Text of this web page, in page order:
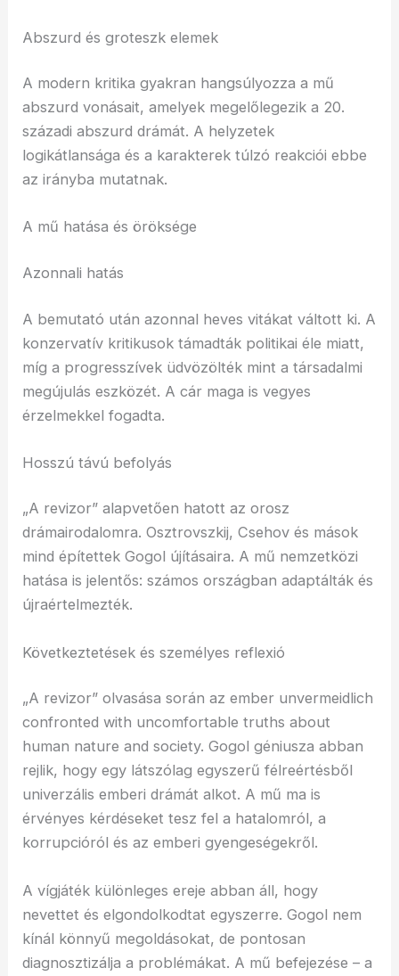
Abszurd és groteszk elemek
A modern kritika gyakran hangsúlyozza a mű
abszurd vonásait, amelyek megelőlegezik a 20.
századi abszurd drámát. A helyzetek
logikátlansága és a karakterek túlzó reakciói ebbe
az irányba mutatnak.
A mű hatása és öröksége
Azonnali hatás
A bemutató után azonnal heves vitákat váltott ki. A
konzervatív kritikusok támadták politikai éle miatt,
míg a progresszívek üdvözölték mint a társadalmi
megújulás eszközét. A cár maga is vegyes
érzelmekkel fogadta.
Hosszú távú befolyás
„A revizor” alapvetően hatott az orosz
drámairodalomra. Osztrovszkij, Csehov és mások
mind építettek Gogol újításaira. A mű nemzetközi
hatása is jelentős: számos országban adaptálták és
újraértelmezték.
Következtetések és személyes reflexió
„A revizor” olvasása során az ember unvermeidlich
confronted with uncomfortable truths about
human nature and society. Gogol géniusza abban
rejlik, hogy egy látszólag egyszerű félreértésből
univerzális emberi drámát alkot. A mű ma is
érvényes kérdéseket tesz fel a hatalomról, a
korrupcióról és az emberi gyengeségekről.
A vígjáték különleges ereje abban áll, hogy
nevettet és elgondolkodtat egyszerre. Gogol nem
kínál könnyű megoldásokat, de pontosan
diagnosztizálja a problémákat. A mű befejezése – a